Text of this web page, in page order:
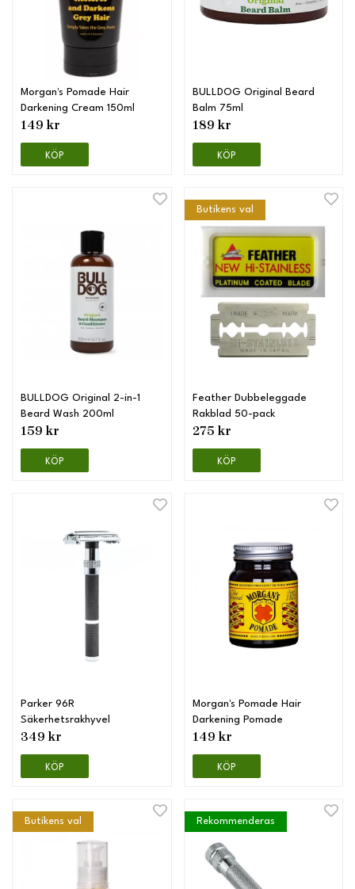
Morgan's Pomade Hair
Darkening Cream 150ml
149 kr
KÖP
BULLDOG Original Beard
Balm 75ml
189 kr
KÖP
BULLDOG Original 2-in-1
Beard Wash 200ml
159 kr
KÖP
Butikens val
Feather Dubbeleggade
Rakblad 50-pack
275 kr
KÖP
Parker 96R
Säkerhetsrakhyvel
349 kr
KÖP
Morgan's Pomade Hair
Darkening Pomade
149 kr
KÖP
Butikens val Rekommenderas